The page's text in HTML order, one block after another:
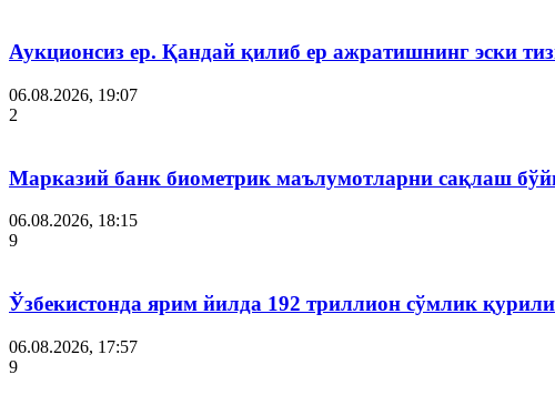
Аукционсиз ер. Қандай қилиб ер ажратишнинг эски
06.08.2026, 19:07
2
Марказий банк биометрик маълумотларни сақлаш
06.08.2026, 18:15
9
Ўзбекистонда ярим йилда 192 триллион сўмлик
06.08.2026, 17:57
9